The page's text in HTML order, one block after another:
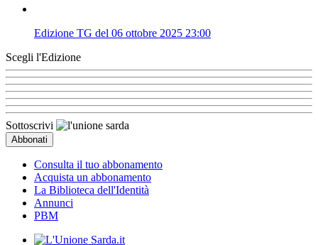
Edizione TG del 06 ottobre 2025 23:00
Scegli l'Edizione
Sottoscrivi
Consulta il tuo abbonamento
Acquista un abbonamento
La Biblioteca dell'Identità
Annunci
PBM